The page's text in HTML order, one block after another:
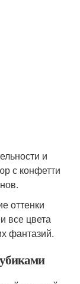
и
с конфетти
оттенки
все цвета
фантазий.